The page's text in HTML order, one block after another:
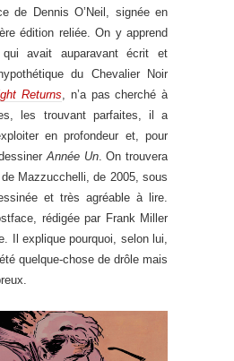
de Dennis O’Neil, signée en
édition reliée. On y apprend
avait auparavant écrit et
du Chevalier Noir
Returns , n’a pas cherché à
les trouvant parfaites, il a
en profondeur et, pour
Année Un. On trouvera
Mazzucchelli, de 2005, sous
et très agréable à lire.
rédigée par Frank Miller
Il explique pourquoi, selon lui,
quelque-chose de drôle mais